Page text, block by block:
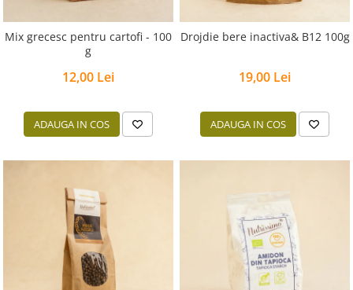
Mix grecesc pentru cartofi - 100
g
12,00 Lei
ADAUGA IN COS
Drojdie bere inactiva& B12 100g
19,00 Lei
ADAUGA IN COS